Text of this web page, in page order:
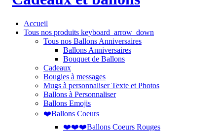
Accueil
Tous nos produits keyboard_arrow_down
Tous nos Ballons Anniversaires
Ballons Anniversaires
Bouquet de Ballons
Cadeaux
Bougies à messages
Mugs à personnaliser Texte et Photos
Ballons à Personnaliser
Ballons Emojis
❤️Ballons Coeurs
❤️❤️❤️Ballons Coeurs Rouges